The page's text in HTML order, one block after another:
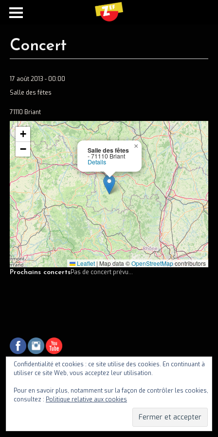
Ecouter
Spotify
Apple music
Concerts
Concerts passés
Vidéos
Discographie
Musiciens
Concert
17 août 2013 - 00:00
Salle des fêtes
71110 Briant
Salle des fêtes
- 71110 Briant
Details
×
+
−
Leaflet | Map data ©OpenStreetMapcontributors
Prochains concertsPas de concert prévu...
Confidentialité et cookies : ce site utilise des cookies. En continuant à
utiliser ce site Web, vous acceptez leur utilisation.
Pour en savoir plus, notamment sur la façon de contrôler les cookies,
consultez : Politique relative aux cookies